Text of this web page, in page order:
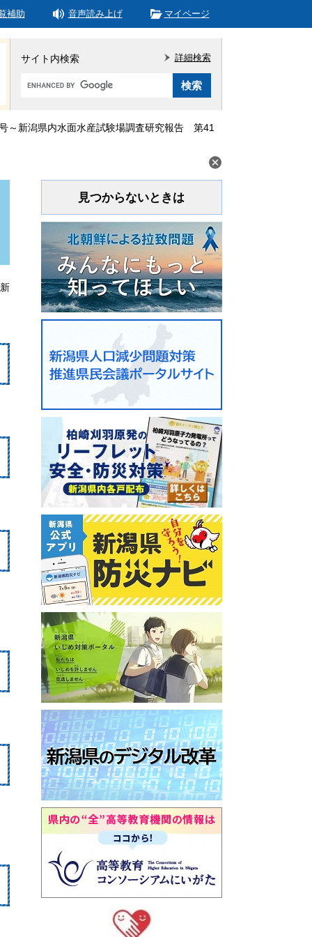
補助 音声読み上げ マイページ
サイト内検索
Google
タ
ム
詳細検索
～新潟県内水面水産試験場調査研究報告 第41
見つからないときは